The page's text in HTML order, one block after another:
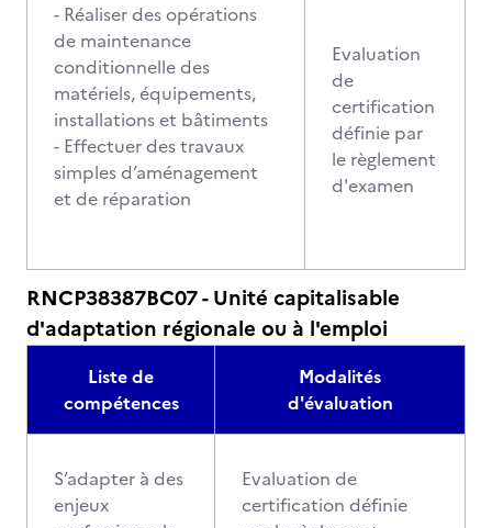
- Réaliser des opérations
de maintenance
conditionnelle des
matériels, équipements,
installations et bâtiments
- Effectuer des travaux
simples d’aménagement
et de réparation
Evaluation
de
certification
définie par
le règlement
d'examen
RNCP38387BC07 - Unité capitalisable
d'adaptation régionale ou à l'emploi
Liste de
compétences
Modalités
d'évaluation
S’adapter à des
enjeux
Evaluation de
certification définie